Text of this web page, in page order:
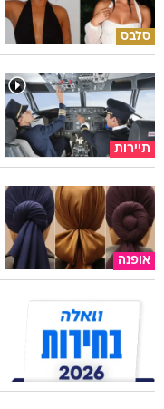
סלבס
תיירות
אופנה